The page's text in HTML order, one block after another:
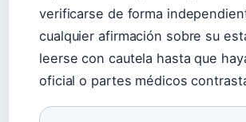
verificarse de forma
cualquier afirmación sobre su
leerse con cautela hasta que
oficial o partes médicos